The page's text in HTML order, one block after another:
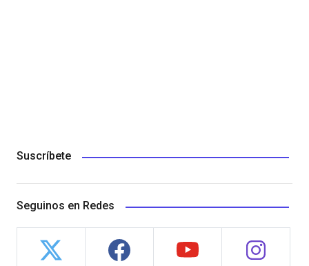
Suscríbete
Seguinos en Redes